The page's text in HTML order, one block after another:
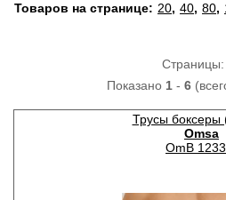
Товаров на странице: 20, 40, 80,
Страницы:
Показано 1- 6
Трусы боксеры
Omsa
OmB